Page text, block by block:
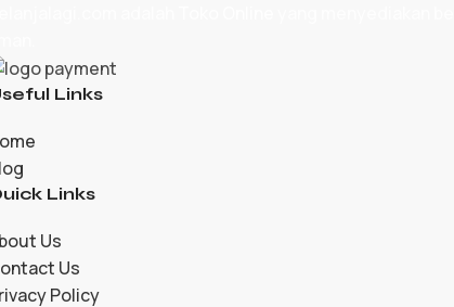
Links
Links
Us
Us
Policy